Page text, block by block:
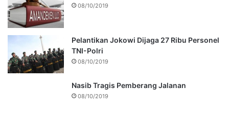
08/10/2019
Pelantikan Jokowi Dijaga 27 Ribu Personel
TNI-Polri
08/10/2019
Nasib Tragis Pemberang Jalanan
08/10/2019